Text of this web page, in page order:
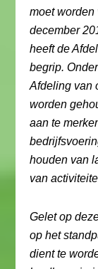
moet worden
december
heeft de
begrip.
Afdeling van
worden
aan te
houden van
van
Gelet op
op het
dient te